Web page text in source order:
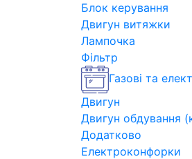
Блок керування
Двигун витяжки
Лампочка
Фільтр
Газові та
Двигун
Двигун обдування
Додатково
Електроконфорки